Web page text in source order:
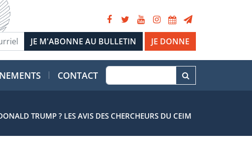
JE DONNE
CONTACT
TRUMP ? LES AVIS DES CHERCHEURS DU CEIM